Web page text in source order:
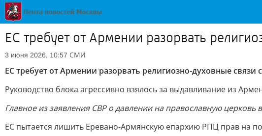
ЕС требует от Армении разорвать
3 июня 2026, 10:57 СМИ
ЕС требует от Армении разорвать религиозно-духовные связи
Руководство блока агрессивно взялось за выдавливание из
Главное из заявления СВР о давлении на православную церковь
ЕС пытается лишить Еревано-Армянскую епархию РПЦ прав на